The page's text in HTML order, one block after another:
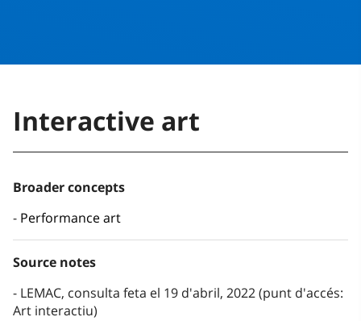
Interactive art
Broader concepts
Performance art
Source notes
LEMAC, consulta feta el 19 d'abril, 2022 (punt d'accés:
Art interactiu)